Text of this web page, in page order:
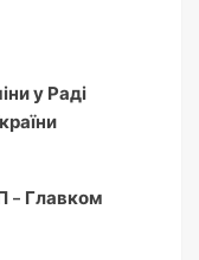
у Раді
– Главком